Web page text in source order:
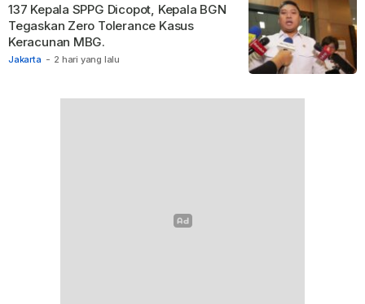
Jakarta - 2 hari yang lalu
137 Kepala SPPG Dicopot, Kepala BGN
Tegaskan Zero Tolerance Kasus
Keracunan MBG.